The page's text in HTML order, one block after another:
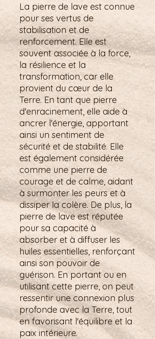
La pierre de lave est connue
pour ses vertus de
stabilisation et de
renforcement. Elle est
souvent associée à la force,
la résilience et la
transformation, car elle
provient du cœur de la
Terre. En tant que pierre
d'enracinement, elle aide à
ancrer l'énergie, apportant
ainsi un sentiment de
sécurité et de stabilité. Elle
est également considérée
comme une pierre de
courage et de calme, aidant
à surmonter les peurs et à
dissiper la colère. De plus, la
pierre de lave est réputée
pour sa capacité à
absorber et à diffuser les
huiles essentielles, renforçant
ainsi son pouvoir de
guérison. En portant ou en
utilisant cette pierre, on peut
ressentir une connexion plus
profonde avec la Terre, tout
en favorisant l'équilibre et la
paix intérieure.